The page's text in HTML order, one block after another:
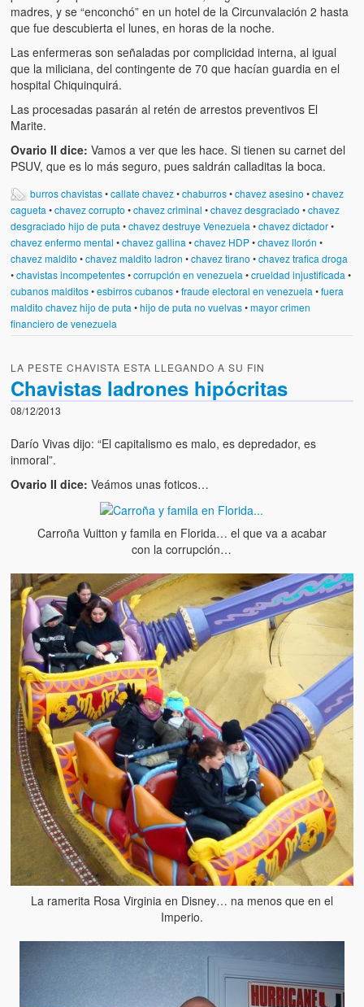
madres, y se “enconchó” en un hotel de la Circunvalación 2 hasta
que fue descubierta el lunes, en horas de la noche.
Las enfermeras son señaladas por complicidad interna, al igual
que la miliciana, del contingente de 70 que hacían guardia en el
hospital Chiquinquirá.
Las procesadas pasarán al retén de arrestos preventivos El
Marite.
Ovario II dice: Vamos a ver que les hace. Si tienen su carnet del
PSUV, que es lo más seguro, pues saldrán calladitas la boca.
burros chavistas•callate chavez•chaburros•chavez asesino •chavez
cagueta •chavez corrupto •chavez criminal •chavez desgraciado •chavez
desgraciado hijo de puta •chavez destruye Venezuela •chavez dictador•
chavez enfermo mental •chavez gallina •chavez HDP•chavez llorón •
chavez maldito •chavez maldito ladron •chavez tirano •chavez trafica droga
•chavistas incompetentes•corrupción en venezuela •crueldad injustificada •
cubanos malditos•esbirros cubanos•fraude electoral en venezuela •fuera
maldito chavez hijo de puta •hijo de puta no vuelvas•mayor crimen
financiero de venezuela
LA PESTE CHAVISTA ESTA LLEGANDO A SU FIN
Chavistas ladrones hipócritas
08/12/2013
Darío Vivas dijo: “El capitalismo es malo, es depredador, es
inmoral”.
Ovario II dice: Veámos unas foticos…
Carroña Vuitton y famila en Florida… el que va a acabar
con la corrupción…
La ramerita Rosa Virginia en Disney… na menos que en el
Imperio.